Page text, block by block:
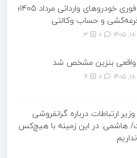
فروش فوری خودروهای وارداتی مرداد ۱۴۰۵؛
و حساب وکالتی
3
بنزین مشخص شد
4
ارتباطات درباره گرانفروشی
هاشمی: در این زمینه با هیچ‌کس